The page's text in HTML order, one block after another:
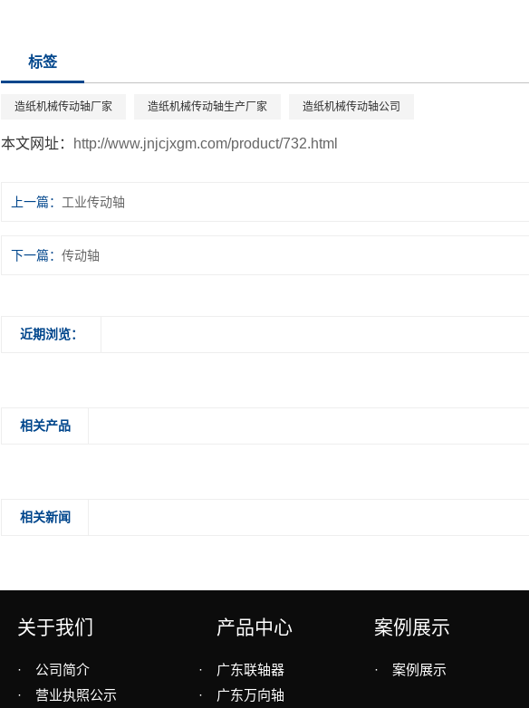
标签
造纸机械传动轴厂家 造纸机械传动轴生产厂家 造纸机械传动轴公司
本文网址： http://www.jnjcjxgm.com/product/732.html
上一篇： 工业传动轴
下一篇：传动轴
近期浏览：
相关产品
相关新闻
关于我们
·
公司简介
·
营业执照公示
产品中心
·
广东联轴器
·
广东万向轴
案例展示
· 案例展示